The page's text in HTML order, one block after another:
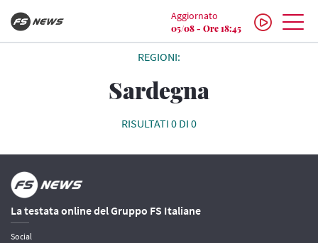
Aggiornato
05/08 - Ore 18:45
REGIONI:
Sardegna
RISULTATI 0 DI 0
La testata online del Gruppo FS Italiane
Social